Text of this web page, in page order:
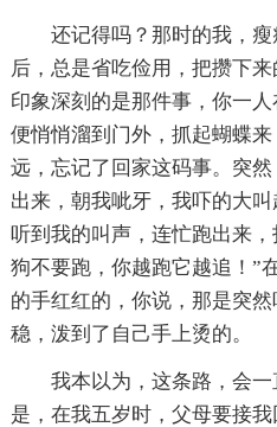
还记得吗？那时的我，
后，总是省吃俭用，把攒下
印象深刻的是那件事，你一
便悄悄溜到门外，抓起蝴蝶
远，忘记了回家这码事。突
出来，朝我呲牙，我吓的大
听到我的叫声，连忙跑出来
狗不要跑，你越跑它越追！”
的手红红的，你说，那是突
稳，泼到了自己手上烫的。
我本以为，这条路，会
是，在我五岁时，父母要接